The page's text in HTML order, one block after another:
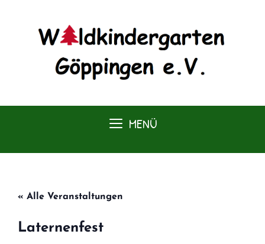
MENÜ
« Alle Veranstaltungen
Laternenfest